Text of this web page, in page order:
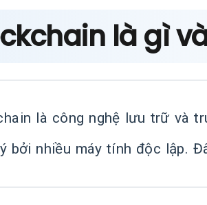
là gì
là công nghệ lưu trữ và
bởi nhiều máy tính độc lập.